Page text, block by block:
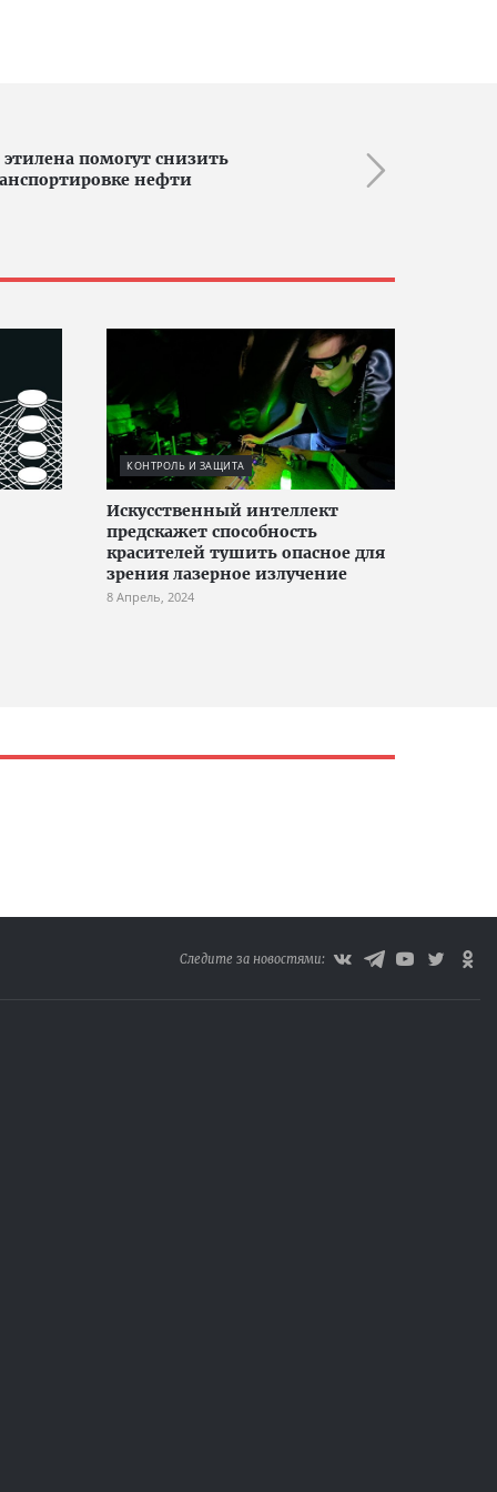
помогут снизить
нефти
КОНТРОЛЬ И ЗАЩИТА
Искусственный интеллект
предскажет способность
красителей тушить опасное для
зрения лазерное излучение
8 Апрель, 2024
Следите за новостями: